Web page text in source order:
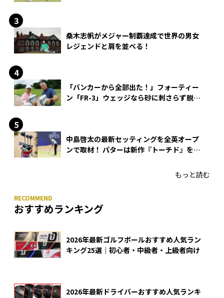
桑木志帆がメジャー制覇達成で世界の男女
レジェンドと肩を並べる！
「バンカーから全部出た！」フォーティー
ン「FR-3」ウェッジなら砂に刺さらず脱出
中島啓太の最新セッティングを全英オープ
ンで取材！ パターは新作『トーチド』を投
もっと読む
おすすめランキング
2026年最新ゴルフボールおすすめ人気ラン
キング25選｜初心者・中級者・上級者向け
2026年最新ドライバーおすすめ人気ランキ